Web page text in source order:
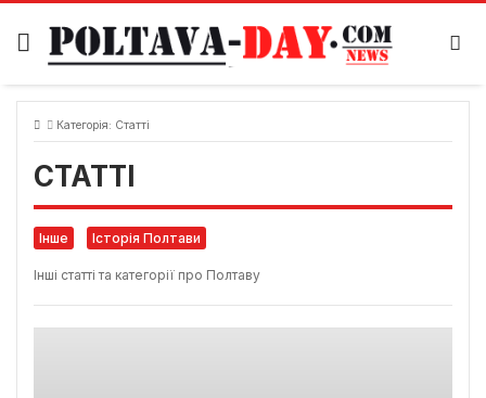
Skip
Категорія: Статті
СТАТТІ
Інше Історія Полтави
Інші статті та категорії про Полтаву